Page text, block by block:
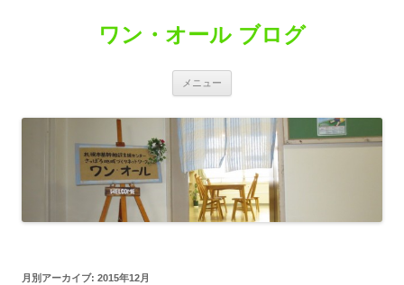
プ
ワン・オール ブログ
メニュー
月別アーカイブ: 2015年12月